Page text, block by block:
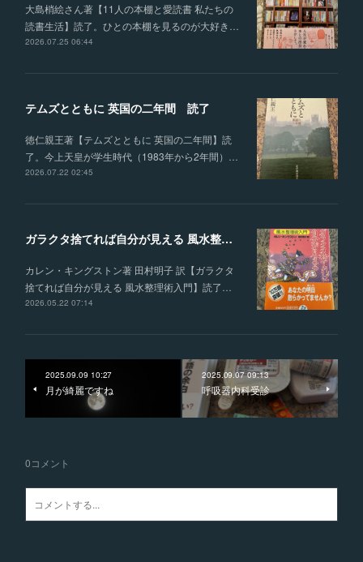
大島梢絵さん著【11人の本棚と愛読書 私たちの
読書生活】読了。ひとの本棚を見るのが大好き…
2026.07.25 06:44
テムズとともに 英国の二年間 読了
徳仁親王著【テムズとともに 英国の二年間】読
了。今上天皇が学生時代（1983年から2年間）…
2026.07.22 02:45
ガラクタ捨てれば自分が見える 風水整理術入門
カレン・キングストン著 田村明子 訳【ガラクタ
捨てれば自分が見える 風水整理術入門】読了…
2026.05.22 07:14
2025.09.09 10:27
月が綺麗ですね
2025.09.07 09:13
呼吸器内科受診
0コメント